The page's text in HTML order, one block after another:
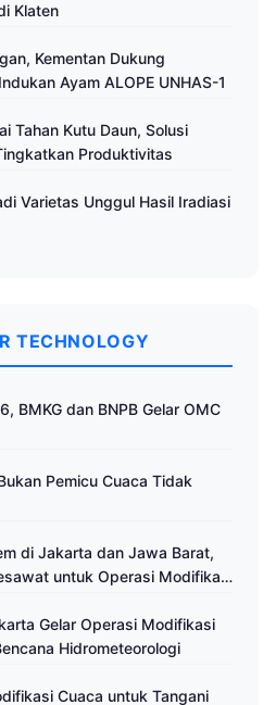
Klaten
Kementan Dukung
Ayam ALOPE UNHAS-1
Tahan Kutu Daun, Solusi
Produktivitas
Varietas Unggul Hasil Iradiasi
TECHNOLOGY
BMKG dan BNPB Gelar OMC
Pemicu Cuaca Tidak
di Jakarta dan Jawa Barat,
untuk Operasi Modifikasi
Gelar Operasi Modifikasi
Hidrometeorologi
Cuaca untuk Tangani